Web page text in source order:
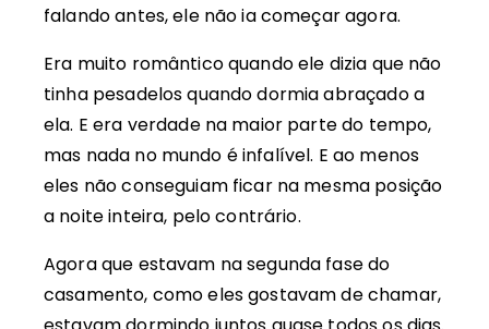
falando antes, ele não ia começar agora.
Era muito romântico quando ele dizia que não
tinha pesadelos quando dormia abraçado a
ela. E era verdade na maior parte do tempo,
mas nada no mundo é infalível. E ao menos
eles não conseguiam ficar na mesma posição
a noite inteira, pelo contrário.
Agora que estavam na segunda fase do
casamento, como eles gostavam de chamar,